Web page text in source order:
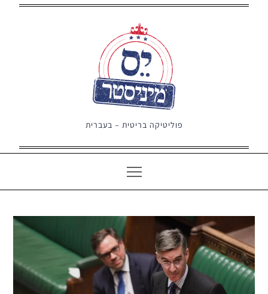
פוליטיקה בריטית – בעברית